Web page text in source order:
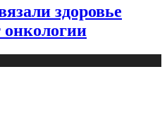
здоровье
онкологии